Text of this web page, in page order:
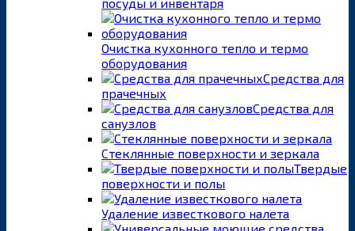
Очистка кухонного тепло и термо
оборудования
Средства для
прачечных
Средства для
санузлов
Стеклянные поверхности и зеркала
Твердые
поверхности и полы
Удаление известкового налета